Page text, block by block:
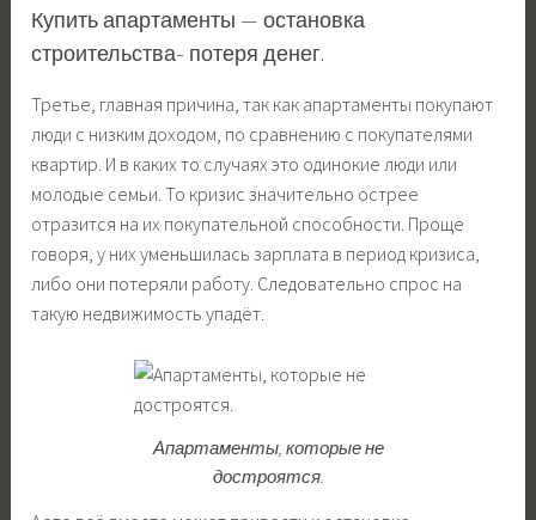
Купить апартаменты — остановка
строительства- потеря денег.
Третье, главная причина, так как апартаменты покупают
люди с низким доходом, по сравнению с покупателями
квартир. И в каких то случаях это одинокие люди или
молодые семьи. То кризис значительно острее
отразится на их покупательной способности. Проще
говоря, у них уменьшилась зарплата в период кризиса,
либо они потеряли работу. Следовательно спрос на
такую недвижимость упадёт.
Апартаменты, которые не
достроятся.